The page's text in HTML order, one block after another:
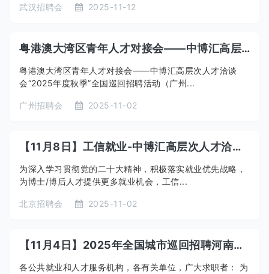
武汉招聘会 2025-11-12
粤港澳大湾区青年人才对接会——中博汇高层次人才洽谈会“2025年度秋季”全国巡回招聘活动（广州博士专场）
粤港澳大湾区青年人才对接会——中博汇高层次人才洽谈
会“2025年度秋季”全国巡回招聘活动（广州...
广州招聘会 2025-11-02
【11月8日】工信就业-中博汇高层次人才洽谈会“2025年度秋季”巡回招聘会—北京博士专场（理工类）
为深入学习贯彻党的二十大精神，积极落实就业优先战略，
为博士/博后人才提供更多就业机会，工信...
北京招聘会 2025-11-02
【11月4日】2025年全国城市巡回招聘河南站水利电力类分市场专场招聘会暨“宏志助航计划”华北水利水电大学2026届毕业生秋季就业双选会邀请函
各公共就业和人才服务机构，各有关单位，广大求职者： 为